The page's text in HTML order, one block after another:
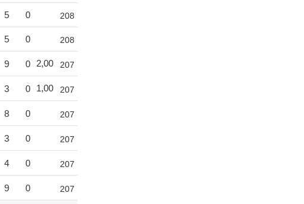
5 0 208
5 0 208
9 0 2,00 207
3 0 1,00 207
8 0 207
3 0 207
4 0 207
9 0 207